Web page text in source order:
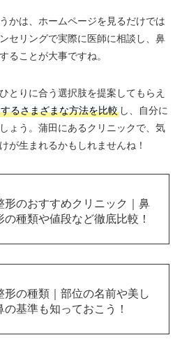
かは、ホームページを見るだけでは
セリングで実際に医師に相談し、鼻
ることが大事ですね。
とりに合う選択肢を提案してもらえ
るさまざまな方法を比較し、自分に
ょう。蒲田にあるクリニックで、気
が生まれるかもしれませんね！
形のおすすめクリニック｜鼻
の種類や値段など徹底比較！
形の種類｜部位の名前や美し
の基準も知っておこう！